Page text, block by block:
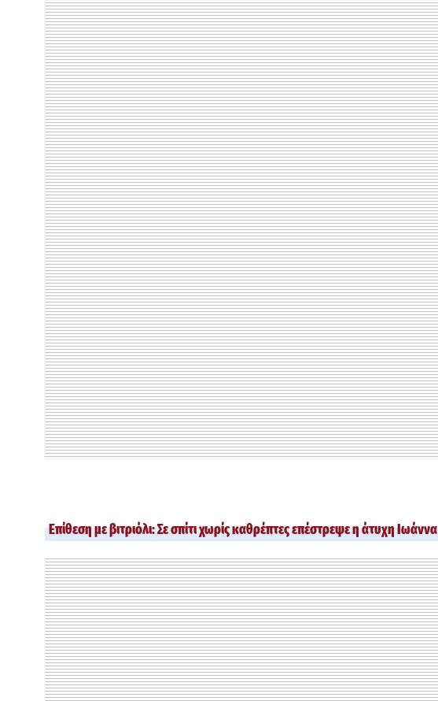
Επίθεση με βιτριόλι: Σε σπίτι χωρίς καθρέπτες επέστρεψε η άτυχη Ιωάννα